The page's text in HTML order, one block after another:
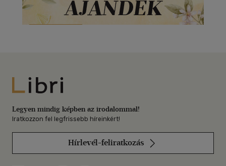
Libri
Legyen mindig képben az irodalommal!
Iratkozzon fel legfrissebb híreinkért!
Hírlevél-feliratkozás